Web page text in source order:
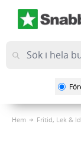
Hem Fritid, Lek &